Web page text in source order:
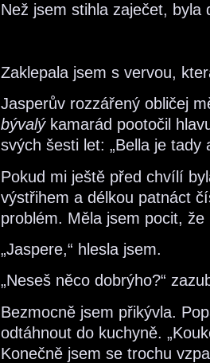
Než jsem stihla zaječet, byla
Zaklepala jsem s vervou,
Jasperův rozzářený obličej
bývalýkamarád pootočil
svých šesti let: „Bella je tady
Pokud mi ještě před chvílí
výstřihem a délkou patnáct
problém. Měla jsem pocit,
„Jaspere,“ hlesla jsem.
„Neseš něco dobrýho?“
Bezmocně jsem přikývla.
odtáhnout do kuchyně.
Konečně jsem se trochu